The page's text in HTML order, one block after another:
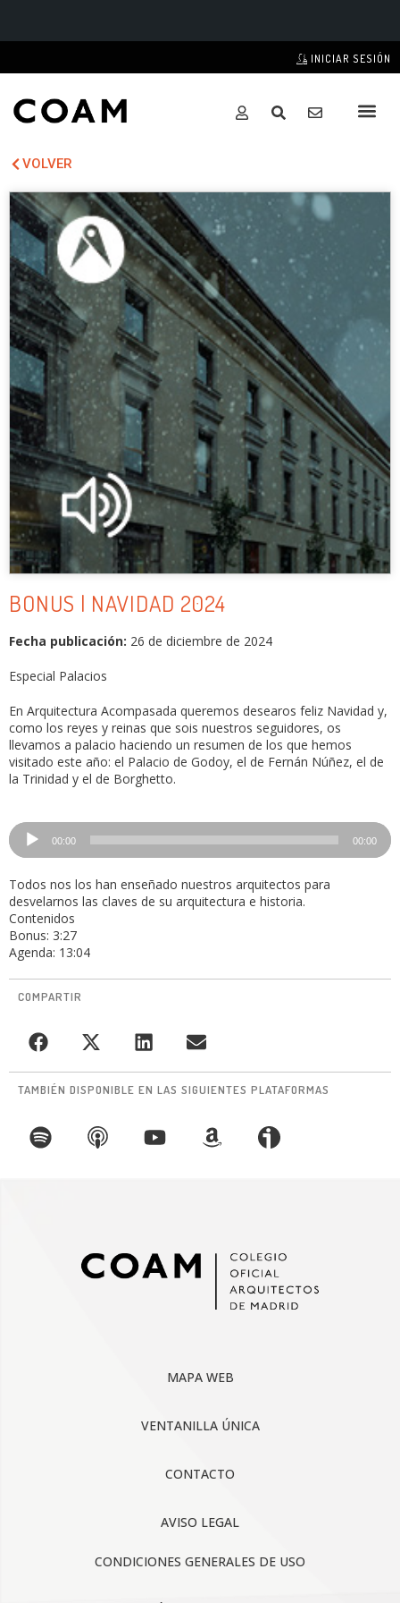
INICIAR SESIÓN
VOLVER
BONUS | NAVIDAD 2024
Fecha publicación: 26 de diciembre de 2024
Especial Palacios
En Arquitectura Acompasada queremos desearos feliz Navidad y,
como los reyes y reinas que sois nuestros seguidores, os
llevamos a palacio haciendo un resumen de los que hemos
visitado este año: el Palacio de Godoy, el de Fernán Núñez, el de
la Trinidad y el de Borghetto.
Reproductor
de
audio
00:00 00:00
Todos nos los han enseñado nuestros arquitectos para
desvelarnos las claves de su arquitectura e historia.
Contenidos
Bonus: 3:27
Agenda: 13:04
COMPARTIR
TAMBIÉN DISPONIBLE EN LAS SIGUIENTES PLATAFORMAS
MAPA WEB
VENTANILLA ÚNICA
CONTACTO
AVISO LEGAL
CONDICIONES GENERALES DE USO